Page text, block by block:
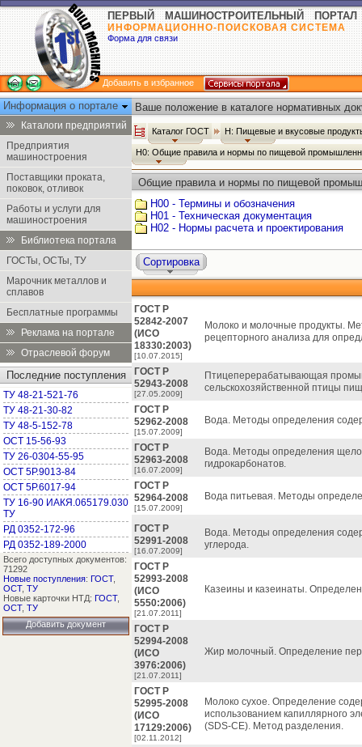
ПЕРВЫЙ МАШИНОСТРОИТЕЛЬНЫЙ ПОРТАЛ
ИНФОРМАЦИОННО-ПОИСКОВАЯ СИСТЕМА
Форма для связи
Добавить в избранное
Информация о портале
Каталоги предприятий
Предприятия
машиностроения
Поставщики проката,
поковок, отливок
Работы и услуги для
машиностроения
Библиотека портала
ГОСТы, ОСТы, ТУ
Марочник металлов и
сплавов
Бесплатные программы
Реклама на портале
Отраслевой форум
Последние поступления
ТУ 48-21-521-76
ТУ 48-21-30-82
ТУ 48-5-152-78
ОСТ 15-56-93
ТУ 26-0304-55-95
ОСТ 5Р.9013-84
ОСТ 5Р.6017-94
ТУ 16-90 ИАКЯ.065179.030
ТУ
РД 0352-172-96
РД 0352-189-2000
Всего доступных документов:
71292
Новые поступления: ГОСТ,
ОСТ, ТУ
Новые карточки НТД: ГОСТ,
ОСТ, ТУ
Добавить документ
Ваше положение в каталоге нормативных
Каталог ГОСТ Н: Пищевые и вкусовые
Н0: Общие правила и нормы по пищевой
Общие правила и нормы по пищевой
Н00 - Термины и обозначения
Н01 - Техническая документация
Н02 - Нормы расчета и проектирования
Сортировка
ГОСТ Р
52842-2007
(ИСО
18330:2003)
[10.07.2015]
Молоко и молочные продукты.
рецепторного анализа для
ГОСТ Р
52943-2008
[27.05.2009]
Птицеперерабатывающая
сельскохозяйственной птицы
ГОСТ Р
52962-2008
[15.07.2009]
Вода. Методы определения
ГОСТ Р
52963-2008
[16.07.2009]
Вода. Методы определения
гидрокарбонатов.
ГОСТ Р
52964-2008
[15.07.2009]
Вода питьевая. Методы
ГОСТ Р
52991-2008
[16.07.2009]
Вода. Методы определения
углерода.
ГОСТ Р
52993-2008
(ИСО
5550:2006)
[21.07.2011]
Казеины и казеинаты.
ГОСТ Р
52994-2008
(ИСО
3976:2006)
[21.07.2011]
Жир молочный. Определение
ГОСТ Р
52995-2008
(ИСО
17129:2006)
[02.11.2012]
Молоко сухое. Определение
использованием капиллярного
(SDS-CE). Метод разделения.